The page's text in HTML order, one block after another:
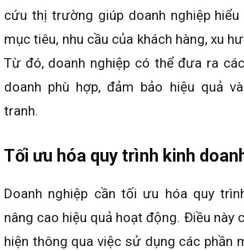
cứu thị trường giúp doanh nghiệp
mục tiêu, nhu cầu của khách hàng, xu
Từ đó, doanh nghiệp có thể đưa ra
doanh phù hợp, đảm bảo hiệu quả
tranh.
Tối ưu hóa quy trình kinh
Doanh nghiệp cần tối ưu hóa quy
nâng cao hiệu quả hoạt động. Điều này
hiện thông qua việc sử dụng các phần